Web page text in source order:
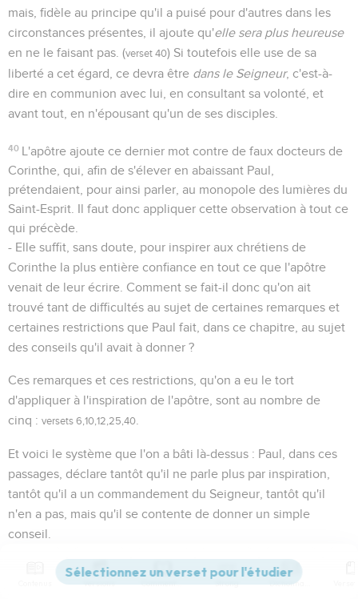
mais, fidèle au principe qu'il a puisé pour d'autres dans les
circonstances présentes, il ajoute qu'elle sera plus heureuse
en ne le faisant pas. (verset 40) Si toutefois elle use de sa
liberté a cet égard, ce devra être dans le Seigneur, c'est-à-
dire en communion avec lui, en consultant sa volonté, et
avant tout, en n'épousant qu'un de ses disciples.
40 L'apôtre ajoute ce dernier mot contre de faux docteurs de
Corinthe, qui, afin de s'élever en abaissant Paul,
prétendaient, pour ainsi parler, au monopole des lumières du
Saint-Esprit. Il faut donc appliquer cette observation à tout ce
qui précède.
- Elle suffit, sans doute, pour inspirer aux chrétiens de
Corinthe la plus entière confiance en tout ce que l'apôtre
venait de leur écrire. Comment se fait-il donc qu'on ait
trouvé tant de difficultés au sujet de certaines remarques et
certaines restrictions que Paul fait, dans ce chapitre, au sujet
des conseils qu'il avait à donner ?
Ces remarques et ces restrictions, qu'on a eu le tort
d'appliquer à l'inspiration de l'apôtre, sont au nombre de
cinq : versets 6,10,12,25,40
Et voici le système que l'on a bâti là-dessus : Paul, dans ces
passages, déclare tantôt qu'il ne parle plus par inspiration,
tantôt qu'il a un commandement du Seigneur, tantôt qu'il
n'en a pas, mais qu'il se contente de donner un simple
conseil.
Donc, a-t-on conclu de là, il enseigne, dans ce dernier cas,
sans autre autorité que celle d'un simple chrétien ; donc, il
Versions Commentaires Strong